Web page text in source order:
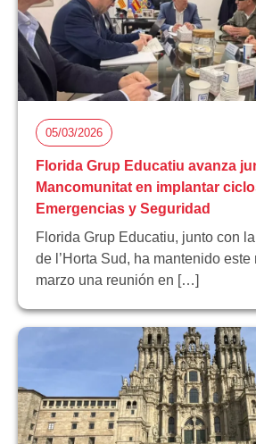
05/03/2026
Florida Grup Educatiu avanza
Mancomunitat en implantar
Emergencias y Seguridad
Florida Grup Educatiu, junto con
de l’Horta Sud, ha mantenido
marzo una reunión en […]